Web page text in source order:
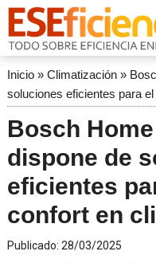
Inicio» Climatización»
soluciones eficientes para
Bosch
dispone de
eficientes
confort en
Publicado: 28/03/2025